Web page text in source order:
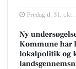
Fredag d. 31.
Ny
Kommune har
lokalpolitik og